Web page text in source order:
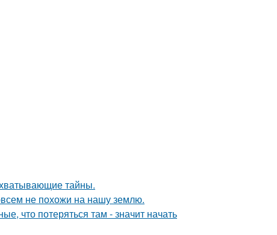
тайны.
не похожи на нашу землю.
что потеряться там - значит начать